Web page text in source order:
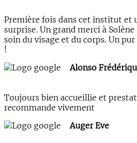
Première fois dans cet institut et
surprise. Un grand merci à
soin du visage et du corps. Un
!
Alonso
Toujours bien accueillie et
recommande vivement
Auger Eve